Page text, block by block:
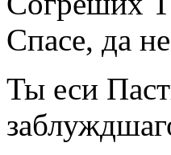
Спасе, да
Ты еси